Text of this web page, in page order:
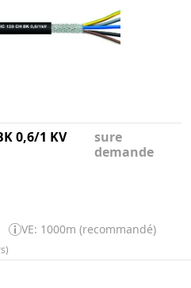
0,6/1 KV
sure
demande
VE: 1000m (recommandé)